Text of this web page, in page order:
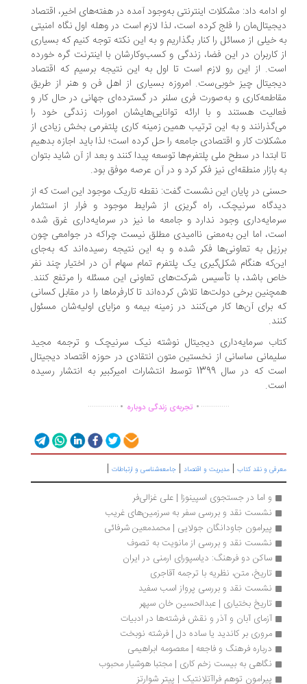
ادامه داد: مشکلات اینترنتی به‌وجود آمده در هفته‌های اخیر، اقتصاد
را فلج کرده است، لذا لازم است در وهله اول نگاه امنیتی
خیلی از مسائل را کنار بگذاریم و به این نکته توجه کنیم که بسیاری
کاربران در این فضا، زندگی و کسب‌‌وکارشان با اینترنت گره خورده
از این رو لازم است تا اول به این نتیجه برسیم که اقتصاد
چیز خوبی‌ست. امروزه بسیاری از اهل فن و هنر از طریق
و به‌صورت فری سلنر در گسترده‌ای جهانی در حال کار و
هستند و با ارائه توانایی‌هایشان امورات زندگی خود را
و به این ترتیب همین زمینه کاری پلتفرمی بخش زیادی از
کار و اقتصادی جامعه را حل کرده است؛ لذا باید اجازه بدهیم
ابتدا در سطح ملی پلتفرم‌ها توسعه پیدا کنند و بعد از آن شاید بتوان
بازار منطقه‌ای نیز فکر کرد و در آن عرصه موفق بود.
در پایان این نشست گفت: نقطه تاریک موجود این است که از
سرنیچک، راه گریزی از شرایط موجود و فرار از استثمار
وجود ندارد و جامعه ما نیز در سرمایه‌داری غرق شده
اما این به‌معنی ناامیدی مطلق نیست چراکه در جوامعی چون
به تعاونی‌ها فکر شده و به این نتیجه رسیده‌اند که به‌جای
هنگام شکل‌گیری یک پلتفرم تمام سهام آن در اختیار چند نفر
باشد، با تأسیس شرکت‌های تعاونی این مسئله را مرتفع کنند.
برخی دولت‌ها تلاش کرده‌اند تا کارفرماها را در مقابل کسانی
برای آن‌ها کار می‌کنند در زمینه بیمه و مزایای اولیه‌شان مسئول
سرمایه‌داری دیجیتال نوشته نیک سرنیچک و ترجمه مجید
ساسانی از نخستین متون انتقادی در حوزه اقتصاد دیجیتال
است که در سال 1399 توسط انتشارات امیرکبیر به انتشار رسیده
................تجربه‌ی زندگی دوباره ...............
و نقد کتاب|مدیریت و اقتصاد | جامعه‌شناسی و ارتباطات|
و اما در جستجوی اسپینوزا | علی غزالی‌فر
نشست نقد و بررسی سفر به سرزمین‌های غریب
پیرامون جاودانگان جولایی | محمدمعین شرفائی
نشست نقد و بررسی از مانویت به تصوف
ساکن دو فرهنگ: دیاسپورای ارمنی در ایران
تاریخ، متن، نظریه با ترجمه آقاجری
نشست نقد و بررسی پرواز اسب سفید
تاریخ بختیاری | عبدالحسین خان سپهر
آزمای آبان و آذر و نقش فرشته‌ها در ادبیات
مروری بر کاندید یا ساده دل | فرشته نوبخت
درباره فرهنگ و فاجعه | معصومه ابراهیمی
نگاهی به بیست زخم کاری | مجتبا هوشیار محبوب
پیرامون توهم فراآتلانتیک | پیتر شوارتز